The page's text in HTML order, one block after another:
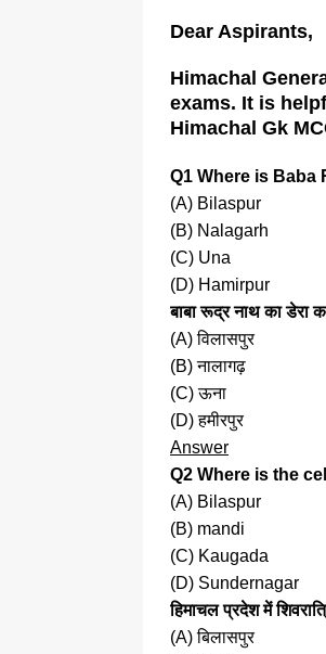
Dear Aspirants,
Himachal
exams. It is
Himachal Gk
Q1 Where is Baba
(A) Bilaspur
(B) Nalagarh
(C) Una
(D) Hamirpur
बाबा रूद्र नाथ का डेरा
(A) विलासपुर
(B) नालागढ़
(C) ऊना
(D) हमीरपुर
Answer
Q2 Where is the
(A) Bilaspur
(B) mandi
(C) Kaugada
(D) Sundernagar
हिमाचल प्रदेश में
(A) बिलासपुर